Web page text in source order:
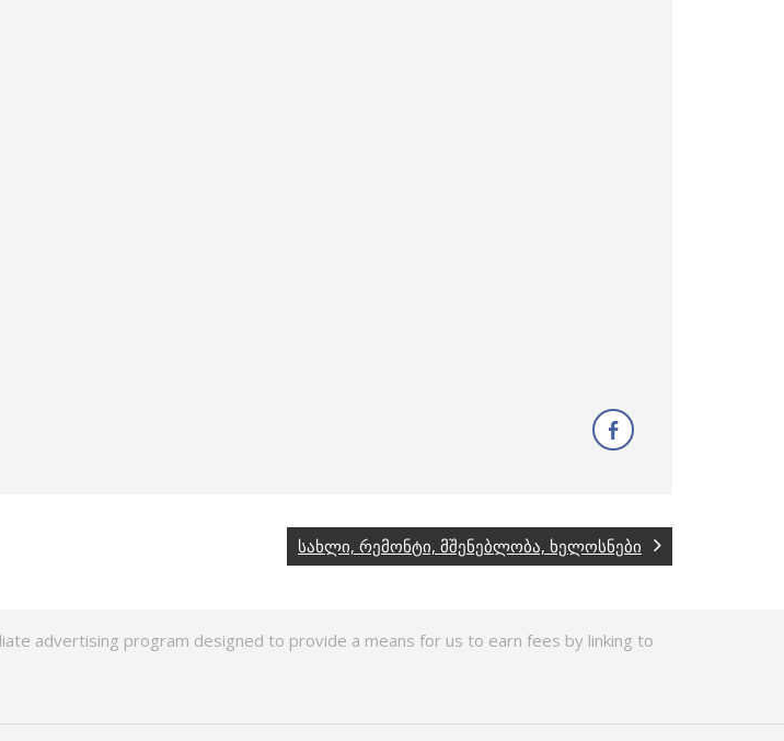
სახლი, რემონტი, მშენებლობა, ხელოსნები
advertising program designed to provide a means for us to earn fees by linking to